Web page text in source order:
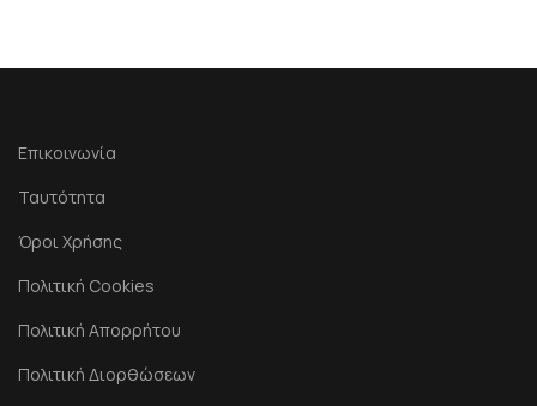
Επικοινωνία
Ταυτότητα
Όροι Χρήσης
Πολιτική Cookies
Πολιτική Απορρήτου
Πολιτική Διορθώσεων